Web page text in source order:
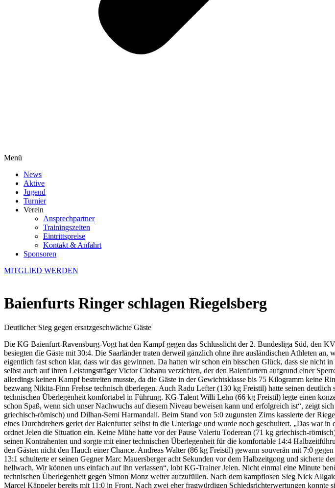
Menü
News
Aktive
Jugend
Turnier
Verein
Ansprechpartner
Trainingszeiten
Eintrittspreise
Kontakt & Anfahrt
Sponsoren
MITGLIED WERDEN
Baienfurts Ringer schlagen Riegelsberg
Deutlicher Sieg gegen ersatzgeschwächte Gäste
Die KG Baienfurt-Ravensburg-Vogt hat den Kampf gegen das Schlusslicht der 2. Bundesliga Süd, den
besiegten die Gäste mit 30:4. Die Saarländer traten derweil gänzlich ohne ihre ausländischen Athleten
eigentlich fast schon klar, dass wir das gewinnen. Da hatten wir schon ein bisschen Glück, dass sie nicht
selbst auch auf ihren Leistungsträger Victor Ciobanu verzichten, der den Baienfurtern aufgrund einer
allerdings keinen Kampf bestreiten musste, da die Gäste in der Gewichtsklasse bis 75 Kilogramm keine
bezwang Nikita-Finn Frehse technisch überlegen. Auch Radu Lefter (130 kg Freistil) hatte seinen
technischen Überlegenheit komfortabel in Führung. KG-Talent Willi Lehn (66 kg Freistil) legte einen
schon Spaß, wenn sich unser Nachwuchs auf diesem Niveau beweisen kann und erfolgreich ist“, zeigt
griechisch-römisch) und Dilhan-Semi Harmandali. Beim Stand von 5:0 zugunsten Zirns kassierte der
eines Durchdrehers geriet der Baienfurter selbst in die Unterlage und wurde noch geschultert. „Das war
ordnet Jelen die Situation ein. Keine Mühe hatte vor der Pause Valeriu Toderean (71 kg griechisch-
seinen Kontrahenten und sorgte mit einer technischen Überlegenheit für die komfortable 14:4
den Gästen nicht den Hauch einer Chance. Andreas Walter (86 kg Freistil) gewann souverän mit 7:0
13:1 schulterte er seinen Gegner Marc Mauersberger acht Sekunden vor dem Halbzeitgong und sicherte
hellwach. Wir können uns einfach auf ihn verlassen“, lobt KG-Trainer Jelen. Nicht einmal eine Minute
technischen Überlegenheit gegen Simon Monz weiter aufzufüllen. Nach dem kampflosen Sieg Nick
Marcel Käppeler bereits mit 11:0 in Front. Nach zwei eher fragwürdigen Schiedsrichterwertungen